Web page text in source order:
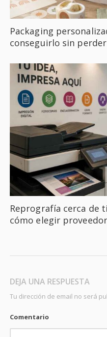
Packaging
conseguirlo sin
Reprografía cerca de
cómo elegir proveedor
DEJA UNA RESPUESTA
Tu dirección de email no será
Comentario